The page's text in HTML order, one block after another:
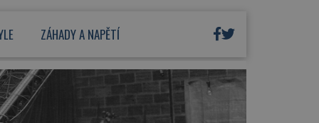
ZÁHADY A NAPĚTÍ